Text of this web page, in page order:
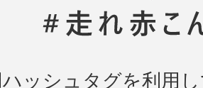
ッシュタグを利用